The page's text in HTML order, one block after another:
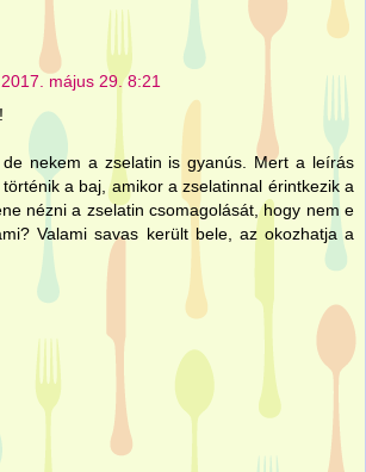
2017. május 29. 8:21
nekem a zselatin is gyanús. Mert a leírás
a baj, amikor a zselatinnal érintkezik a
nézni a zselatin csomagolását, hogy nem e
Valami savas került bele, az okozhatja a